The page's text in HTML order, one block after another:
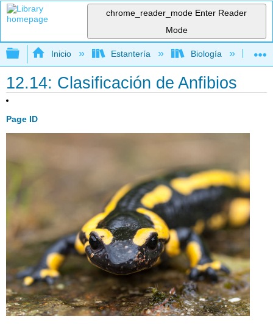
chrome_reader_mode Enter Reader
Mode
Expandir/contraer jerarquía global
Inicio Estantería Biología
12.14: Clasificación de Anfibios
Page ID